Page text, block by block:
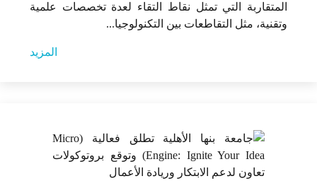
المتقاربة التي تمثل نقاط التقاء لعدة تخصصات علمية
وتقنية، مثل التقاطعات بين التكنولوجيا...
المزيد